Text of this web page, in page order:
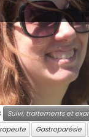
Suivi, traitements et
Gastroparésie